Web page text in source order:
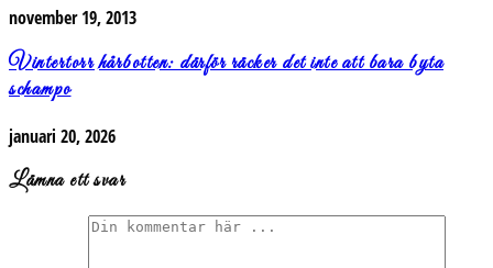
november 19, 2013
Vintertorr hårbotten: därför räcker det inte att bara byta
schampo
januari 20, 2026
Lämna ett svar